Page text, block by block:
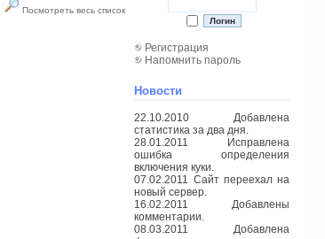
Посмотреть весь список
Регистрация
Напомнить пароль
Новости
22.10.2010 Добавлена
статистика за два дня.
28.01.2011 Исправлена
ошибка определения
включения куки.
07.02.2011 Сайт переехал на
новый сервер.
16.02.2011 Добавлены
комментарии.
08.03.2011 Добавлена